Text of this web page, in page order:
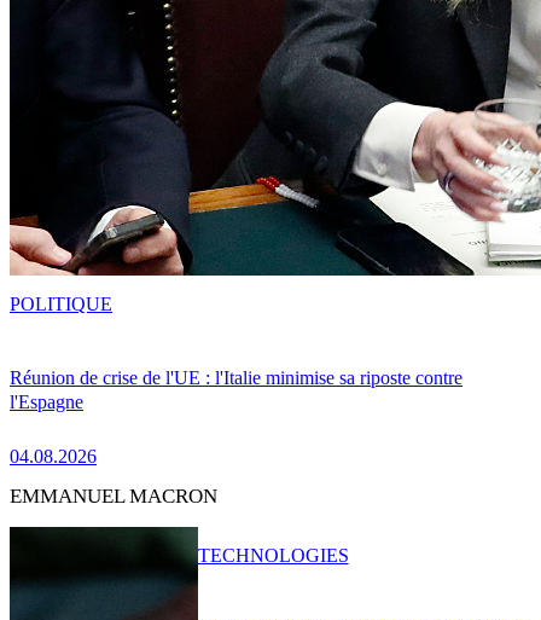
Réunion de crise de l'UE : l'Italie minimise sa riposte contre
l'Espagne
04.08.2026
POLITIQUE
EMMANUEL MACRON
TECHNOLOGIES